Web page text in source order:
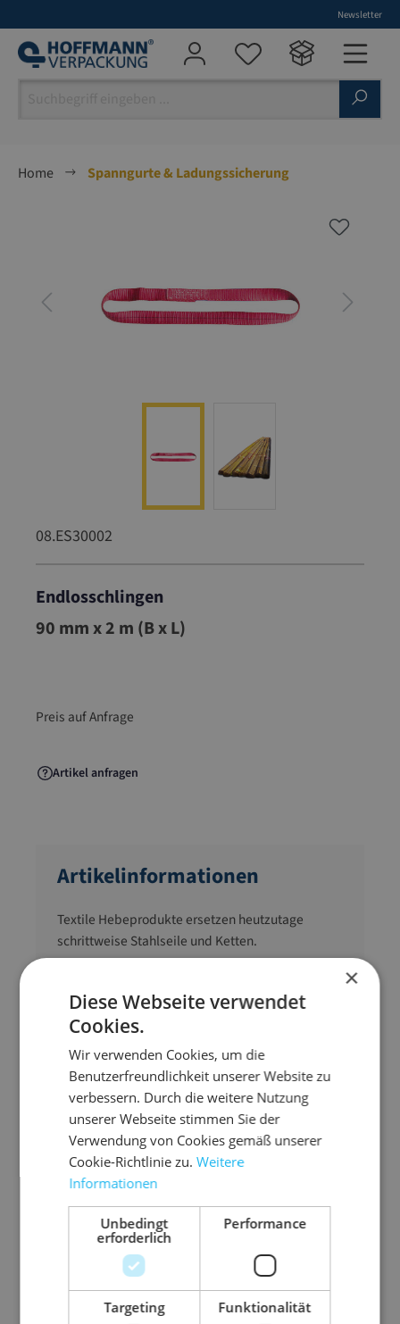
Newsletter
Home
Spanngurte & Ladungssicherung
08.ES30002
Endlosschlingen
08.ES30002
90 mm x 2 m (B x L)
Preis auf Anfrage
Artikel anfragen
Artikelinformationen
Textile Hebeprodukte ersetzen heutzutage
schrittweise Stahlseile und Ketten.
Maschinen, Booten
geringes Eigengewicht
hohe Tragfähigkeit
die Oberfläche des zu hebenden Produktes
wird geschont
deutsche Fertigung gemäß EN 1492-1
Sicherheitsfaktor 1:7
Gurtband aus säure- und hitzefestem
Polyester (PES)
weitere Tragfähigkeiten und Längen auf
Anfrage lieferbar
passende Schutzschläuche aufAnfrage
lieferbar
×
Diese Webseite verwendet
Cookies.
Wir verwenden Cookies, um die
Benutzerfreundlichkeit unserer Website zu
verbessern. Durch die weitere Nutzung
unserer Webseite stimmen Sie der
Verwendung von Cookies gemäß unserer
Cookie-Richtlinie zu.Weitere
Informationen
Unbedingt
erforderlich
Performance
Targeting Funktionalität